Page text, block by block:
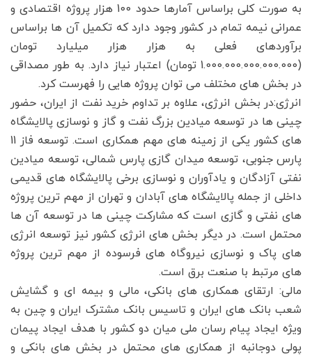
به صورت کلی براساس آمارها حدود 100 هزار پروژه اقتصادی و
عمرانی نیمه تمام در کشور وجود دارد که تکمیل آن ها براساس
برآوردهای فعلی به هزار هزار میلیارد تومان
(1.000.000.000.000.000 تومان) اعتبار نیاز دارد. به طور مصداقی
در بخش های مختلف می توان پروژه هایی را فهرست کرد.
انرژی:در بخش انرژی، علاوه بر تداوم خرید نفت از ایران، حضور
چینی ها در توسعه میادین بزرگ نفت و گاز و نوسازی پالایشگاه
های کشور یکی از زمینه های مهم همکاری است. توسعه فاز 11
پارس جنوبی، توسعه میدان گازی پارس شمالی، توسعه میادین
نفتی آزادگان و یادآوران و نوسازی برخی پالایشگاه های قدیمی
داخلی از جمله پالایشگاه های آبادان و تهران از مهم ترین پروژه
های نفتی و گازی است که مشارکت چینی ها در توسعه آن ها
محتمل است. در دیگر بخش های انرژی کشور نیز توسعه انرژی
های پاک و نوسازی نیروگاه های فرسوده از مهم ترین پروژه
های مرتبط با صنعت برق است.
مالی: ارتقای همکاری های بانکی، مالی و بیمه ای و گشایش
شعب بانک های ایران و تاسیس بانک مشترک ایران و چین به
ویژه ایجاد پیام رسان ملی میان دو کشور با هدف ایجاد پیمان
پولی دوجانبه از همکاری های محتمل در بخش های بانکی و